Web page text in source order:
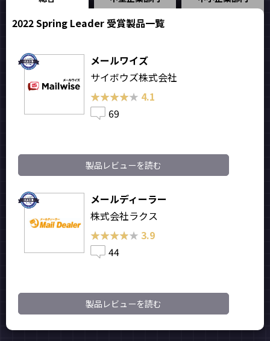
2022 Spring Leader 受賞製品一覧
メールワイズ
サイボウズ株式会社
★★★★★
★★★★★ 4.1
69
製品レビューを読む
メールディーラー
株式会社ラクス
★★★★★
★★★★★ 3.9
44
製品レビューを読む